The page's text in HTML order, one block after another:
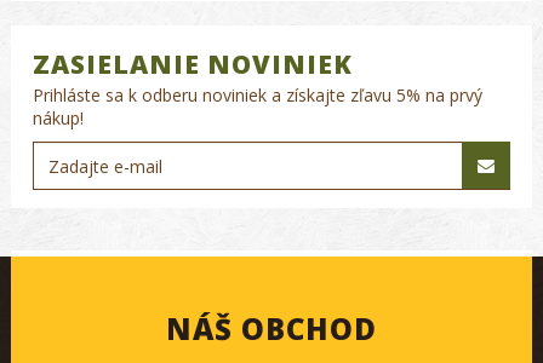
ZASIELANIE NOVINIEK
Prihláste sa k odberu noviniek a získajte zľavu 5% na prvý
nákup!
NÁŠ OBCHOD